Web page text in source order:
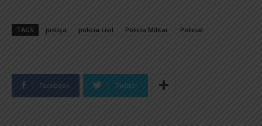
TAGS justiça policia civil Policia Militar Policial
Facebook Twitter